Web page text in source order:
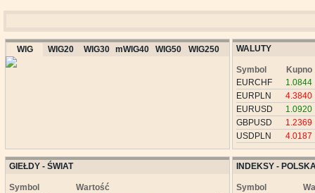
WIG WIG20 WIG30 mWIG40 WIG50 WIG250 WALUTY
Symbol
Kupno
EURCHF
1.0844
EURPLN
4.3840
EURUSD
1.0920
GBPUSD
1.2369
USDPLN
4.0187
GIEŁDY - ŚWIAT
Symbol
Wartość
INDEKSY -
Symbol